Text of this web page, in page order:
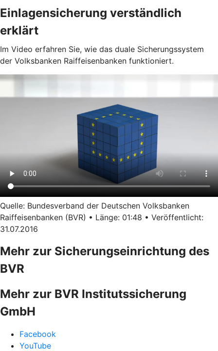
Einlagensicherung verständlich
erklärt
Im Video erfahren Sie, wie das duale Sicherungssystem
der Volksbanken Raiffeisenbanken funktioniert.
Quelle: Bundesverband der Deutschen Volksbanken
Raiffeisenbanken (BVR) • Länge: 01:48 • Veröffentlicht:
31.07.2016
Mehr zur Sicherungseinrichtung des
BVR
Mehr zur BVR Institutssicherung
GmbH
Facebook
YouTube